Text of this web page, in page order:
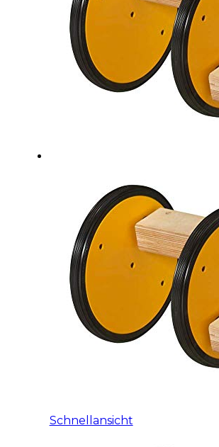
Schnellansicht